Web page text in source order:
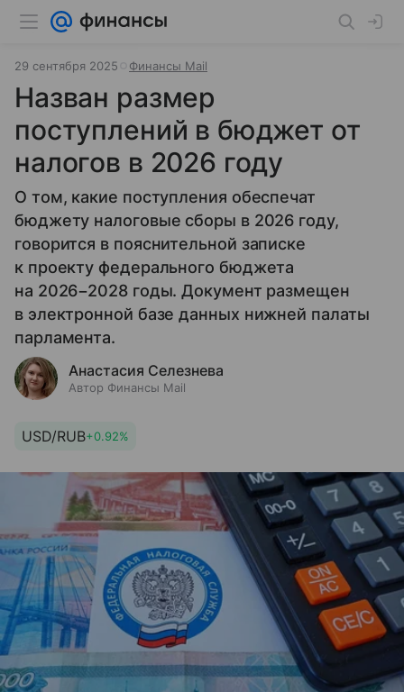
29 сентября 2025 Финансы Mail
Назван размер
поступлений в бюджет от
налогов в 2026 году
О том, какие поступления обеспечат
бюджету налоговые сборы в 2026 году,
говорится в пояснительной записке
к проекту федерального бюджета
на 2026−2028 годы. Документ размещен
в электронной базе данных нижней палаты
парламента.
Анастасия Селезнева
Автор Финансы Mail
USD/RUB+0.92%